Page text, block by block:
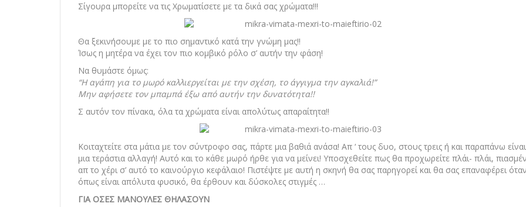
Σίγουρα μπορείτε να τις Χρωματίσετε με τα δικά σας χρώματα!!!
Θα ξεκινήσουμε με το πιο σημαντικό κατά την γνώμη μας!!
Ίσως η μητέρα να έχει τον πιο κομβικό ρόλο σ’ αυτήν την φάση!
Να θυμάστε όμως:
“Η αγάπη για το μωρό καλλιεργείται με την σχέση, το άγγιγμα την αγκαλιά!”
Μην αφήσετε τον μπαμπά έξω από αυτήν την δυνατότητα!!
Σ αυτόν τον πίνακα, όλα τα χρώματα είναι απολύτως απαραίτητα!!
Κοιταχτείτε στα μάτια με τον σύντροφο σας, πάρτε μια βαθιά ανάσα! Απ ‘ τους δυο, στους τρεις ή και παραπάνω είναι
μια τεράστια αλλαγή! Αυτό και το κάθε μωρό ήρθε για να μείνει! Υποσχεθείτε πως θα προχωρείτε πλάι- πλάι,
απ το χέρι σ’ αυτό το καινούργιο κεφάλαιο! Πιστέψτε με αυτή η σκηνή θα σας παρηγορεί και θα σας επαναφέρει
όπως είναι απόλυτα φυσικό, θα έρθουν και δύσκολες στιγμές …
ΓΙΑ ΟΣΕΣ ΜΑΝΟΥΛΕΣ ΘΗΛΑΣΟΥΝ